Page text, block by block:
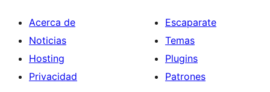
Acerca de
Noticias
Hosting
Privacidad
Escaparate
Temas
Plugins
Patrones